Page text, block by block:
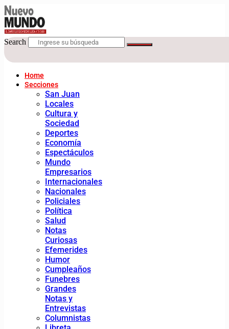
Search
Home
Secciones
San Juan
Locales
Cultura y
Sociedad
Deportes
Economía
Espectáculos
Mundo
Empresarios
Internacionales
Nacionales
Policiales
Política
Salud
Notas
Curiosas
Efemerides
Humor
Cumpleaños
Funebres
Grandes
Notas y
Entrevistas
Columnistas